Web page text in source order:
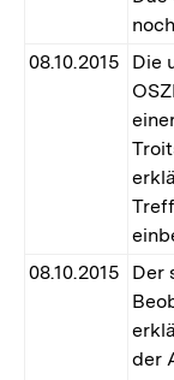
08.10.2015
Die
08.10.2015
Der
der